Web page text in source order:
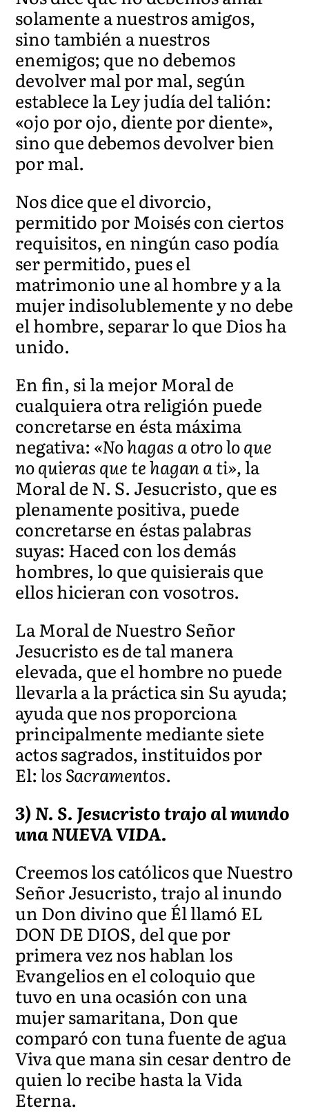
solamente a nuestros amigos,
sino también a nuestros
enemigos; que no debemos
devolver mal por mal, según
establece la Ley judía del talión:
«ojo por ojo, diente por diente»,
sino que debemos devolver bien
por mal.
Nos dice que el divorcio,
permitido por Moisés con ciertos
requisitos, en ningún caso podía
ser permitido, pues el
matrimonio une al hombre y a la
mujer indisolublemente y no debe
el hombre, separar lo que Dios ha
unido.
En fin, si la mejor Moral de
cualquiera otra religión puede
concretarse en ésta máxima
negativa: «No hagas a otro lo que
no quieras que te hagan a ti»,la
Moral de N. S. Jesucristo, que es
plenamente positiva, puede
concretarse en éstas palabras
suyas: Haced con los demás
hombres, lo que quisierais que
ellos hicieran con vosotros.
La Moral de Nuestro Señor
Jesucristo es de tal manera
elevada, que el hombre no puede
llevarla a la práctica sin Su ayuda;
ayuda que nos proporciona
principalmente mediante siete
actos sagrados, instituidos por
El:los Sacramentos.
3) N. S. Jesucristo trajo al mundo
una NUEVA VIDA.
Creemos los católicos que Nuestro
Señor Jesucristo, trajo al inundo
un Don divino que Él llamó EL
DON DE DIOS, del que por
primera vez nos hablan los
Evangelios en el coloquio que
tuvo en una ocasión con una
mujer samaritana, Don que
comparó con tuna fuente de agua
Viva que mana sin cesar dentro de
quien lo recibe hasta la Vida
Eterna.